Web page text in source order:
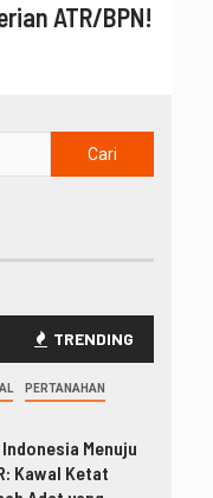
ATR/BPN!
TRENDING
PERTANAHAN
Menuju
Kawal Ketat